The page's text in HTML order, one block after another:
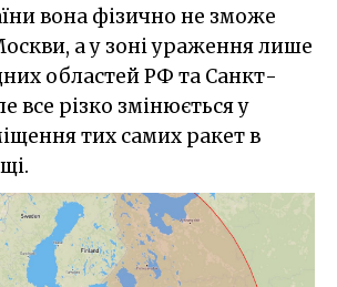
вона фізично не зможе
а у зоні ураження лише
областей РФ та Санкт-
все різко змінюється у
тих самих ракет в